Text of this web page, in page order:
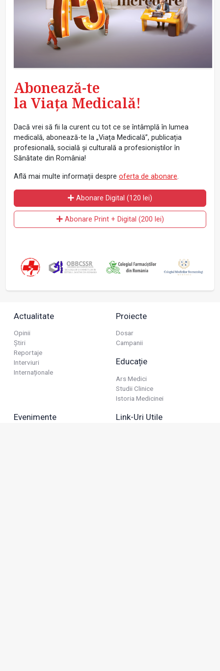
Abonează-te
la Viața Medicală!
Dacă vrei să fii la curent cu tot ce se întâmplă în lumea
medicală, abonează-te la „Viața Medicală”, publicația
profesională, socială și culturală a profesioniștilor în
Sănătate din România!
Află mai multe informații despre oferta de abonare.
Abonare Digital (120 lei)
Abonare Print + Digital (200 lei)
Actualitate
Opinii
Știri
Reportaje
Interviuri
Internaționale
Proiecte
Dosar
Campanii
Educație
Ars Medici
Studii Clinice
Istoria Medicinei
Evenimente Link-Uri Utile